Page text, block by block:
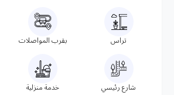
تراس بقرب المواصلات
شارع رئيسي خدمة منزلية